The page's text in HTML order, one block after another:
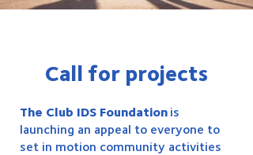
Call for projects
The Club IDS Foundation is
launching an appeal to everyone to
set in motion community activities